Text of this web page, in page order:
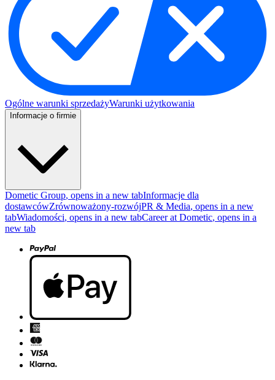
Ogólne warunki sprzedażyWarunki użytkowania
Informacje o firmie
Dometic Group, opens in a new tabInformacje dla
dostawcówZrównoważony-rozwójPR & Media, opens in a new
tabWiadomości, opens in a new tabCareer at Dometic, opens in a
new tab